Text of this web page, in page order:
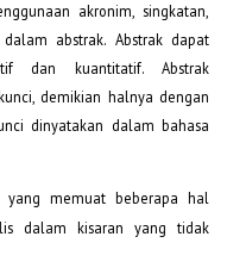
akronim, singkatan,
abstrak. Abstrak dapat
dan kuantitatif. Abstrak
demikian halnya dengan
dinyatakan dalam bahasa
memuat beberapa hal
dalam kisaran yang tidak